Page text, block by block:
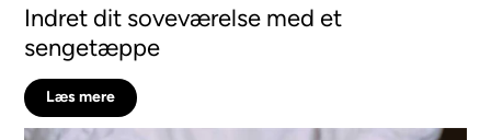
Indret dit soveværelse med et
sengetæppe
Læs mere